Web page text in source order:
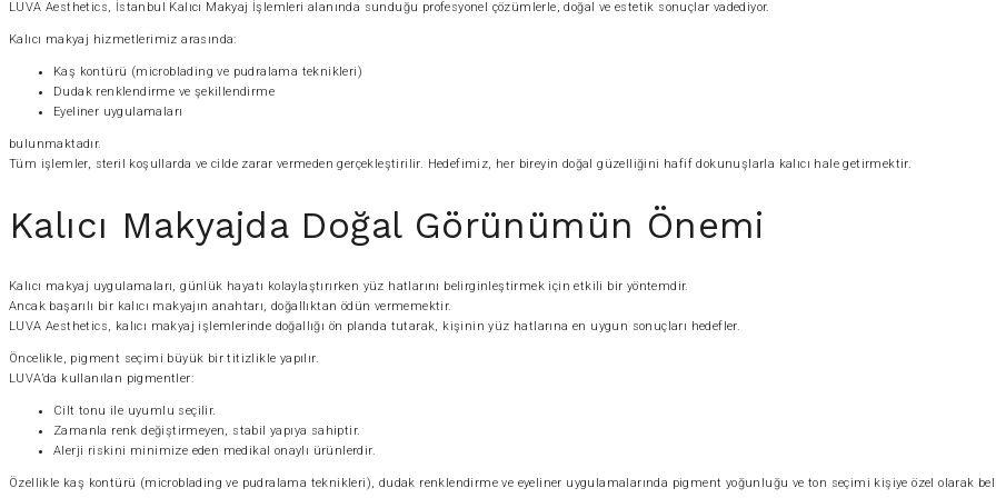
LUVA Aesthetics, İstanbul Kalıcı Makyaj İşlemleri alanında sunduğu profesyonel çözümlerle, doğal ve estetik sonuçlar vadediyor.
Kalıcı makyaj hizmetlerimiz arasında:
Kaş kontürü (microblading ve pudralama teknikleri)
Dudak renklendirme ve şekillendirme
Eyeliner uygulamaları
bulunmaktadır.
Tüm işlemler, steril koşullarda ve cilde zarar vermeden gerçekleştirilir. Hedefimiz, her bireyin doğal güzelliğini hafif dokunuşlarla kalıcı hale getirmektir.
Kalıcı Makyajda Doğal Görünümün Önemi
Kalıcı makyaj uygulamaları, günlük hayatı kolaylaştırırken yüz hatlarını belirginleştirmek için etkili bir yöntemdir.
Ancak başarılı bir kalıcı makyajın anahtarı, doğallıktan ödün vermemektir.
LUVA Aesthetics, kalıcı makyaj işlemlerinde doğallığı ön planda tutarak, kişinin yüz hatlarına en uygun sonuçları hedefler.
Öncelikle, pigment seçimi büyük bir titizlikle yapılır.
LUVA’da kullanılan pigmentler:
Cilt tonu ile uyumlu seçilir.
Zamanla renk değiştirmeyen, stabil yapıya sahiptir.
Alerji riskini minimize eden medikal onaylı ürünlerdir.
Özellikle kaş kontürü (microblading ve pudralama teknikleri), dudak renklendirme ve eyeliner uygulamalarında pigment yoğunluğu ve ton seçimi kişiye özel olarak